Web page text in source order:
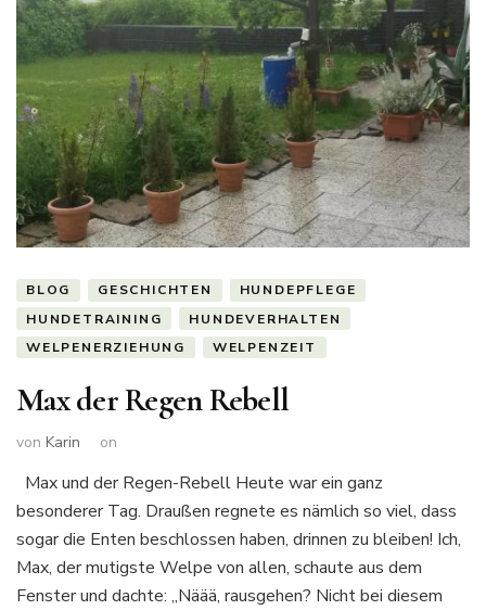
BLOG GESCHICHTEN
HUNDEPFLEGE
HUNDETRAINING
HUNDEVERHALTEN
WELPENERZIEHUNG
WELPENZEIT
Max der Regen Rebell
von Karin on
Max und der Regen-Rebell Heute war ein ganz
besonderer Tag. Draußen regnete es nämlich so viel, dass
sogar die Enten beschlossen haben, drinnen zu bleiben! Ich,
Max, der mutigste Welpe von allen, schaute aus dem
Fenster und dachte: „Näää, rausgehen? Nicht bei diesem